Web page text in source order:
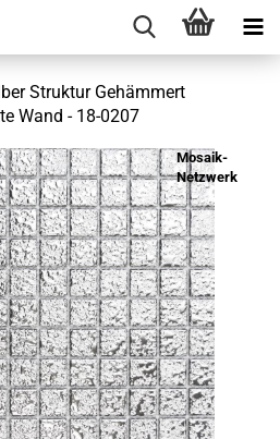
Struktur Gehämmert
Wand - 18-0207
Mosaik-
Netzwerk